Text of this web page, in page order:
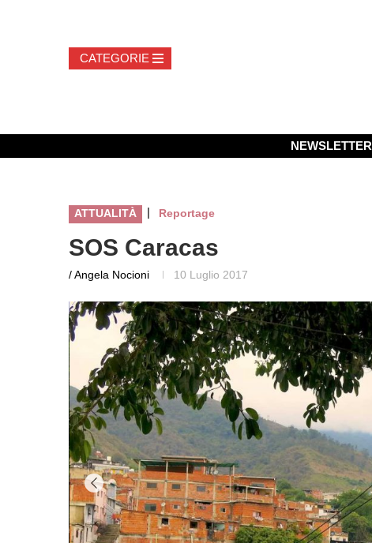
NEWSLETTER
ATTUALITÀ | Reportage
SOS Caracas
/ Angela Nocioni 10 Luglio 2017